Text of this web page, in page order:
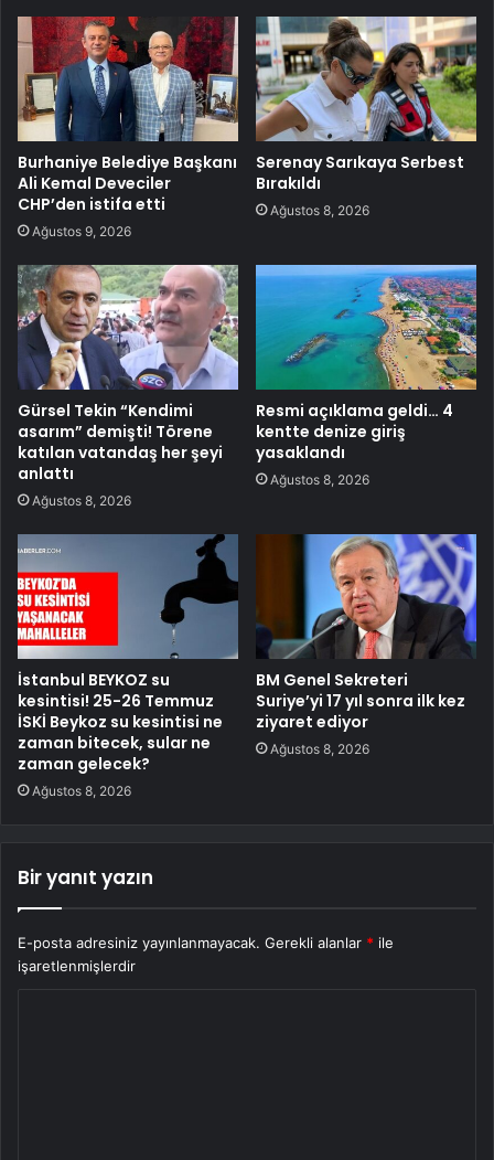
Burhaniye Belediye Başkanı
Ali Kemal Deveciler
CHP’den istifa etti
Ağustos 9, 2026
Serenay Sarıkaya Serbest
Bırakıldı
Ağustos 8, 2026
Gürsel Tekin “Kendimi
asarım” demişti! Törene
katılan vatandaş her şeyi
anlattı
Ağustos 8, 2026
Resmi açıklama geldi… 4
kentte denize giriş
yasaklandı
Ağustos 8, 2026
İstanbul BEYKOZ su
kesintisi! 25-26 Temmuz
İSKİ Beykoz su kesintisi ne
zaman bitecek, sular ne
zaman gelecek?
Ağustos 8, 2026
BM Genel Sekreteri
Suriye’yi 17 yıl sonra ilk kez
ziyaret ediyor
Ağustos 8, 2026
Bir yanıt yazın
E-posta adresiniz yayınlanmayacak. Gerekli alanlar * ile
işaretlenmişlerdir